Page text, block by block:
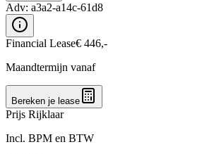
Adv: a3a2-a14c-61d8
Financial Lease€ 446,-
Maandtermijn vanaf
Bereken je lease
Prijs Rijklaar
Incl. BPM en BTW